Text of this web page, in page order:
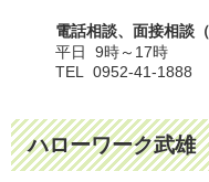
電話相談、面接相談
平日 9時～17時
TEL 0952-41-1888
ハローワーク武雄